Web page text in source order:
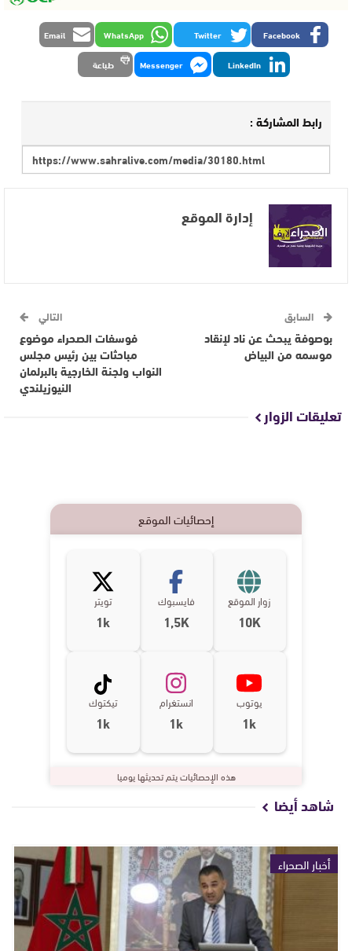
Facebook
Twitter
WhatsApp
Email
LinkedIn
Messenger طباعة
رابط المشاركة :
إدارة الموقع
السابق
بوصوفة يبحث عن ناد لإنقاد
موسمه من البياض
التالي
فوسفات الصحراء موضوع
مباحثات بين رئيس مجلس
النواب ولجنة الخارجية بالبرلمان
النيوزيلندي
تعليقات الزوار
إحصائيات الموقع
زوار الموقع
10K
فايسبوك
1,5K
تويتر
1k
يوتوب
1k
انستغرام
1k
تيكتوك
1k
هذه الإحصائيات يتم تحديثها يوميا
شاهد أيضا
أخبار الصحراء